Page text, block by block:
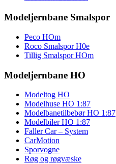
Modeljernbane Smalspor
Peco HOm
Roco Smalspor H0e
Tillig Smalspor HOm
Modeljernbane HO
Modeltog HO
Modelhuse HO 1:87
Modelbanetilbebør HO 1:87
Modelbiler HO 1:87
Faller Car – System
CarMotion
Sporvogne
Røg og røgvæske